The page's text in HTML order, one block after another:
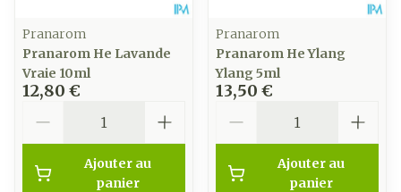
Pranarom
Pranarom He Lavande
Vraie 10ml
12,80 €
Ajouter au
panier
Pranarom
Pranarom He Ylang
Ylang 5ml
13,50 €
Ajouter au
panier